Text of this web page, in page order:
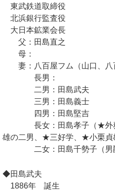
東武鉄道取締役
北浜銀行監査役
大日本鉱業会長
父：田島直之
母：
妻：八百屋フム（山口、八
長男：
二男：田島武夫
三男：田島義士
四男：田島堅吉
長女：田島孝子（★外務
雄の二男、★三好学、★小栗貞
二女：田島千勢子（
◆田島武夫
1886年 誕生